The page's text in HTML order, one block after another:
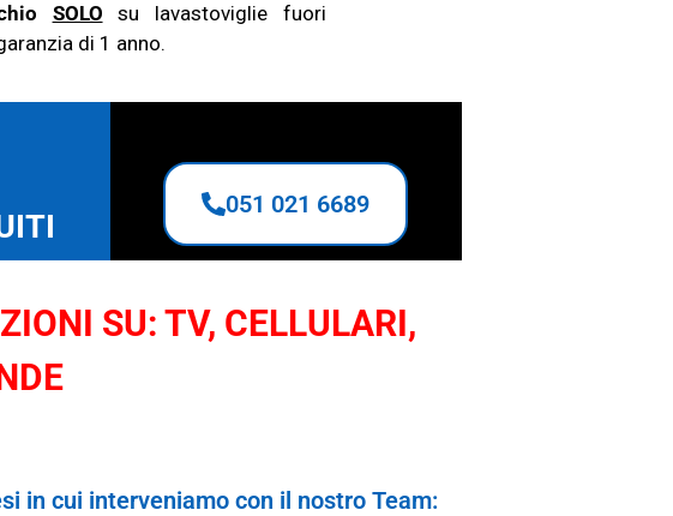
SOLO su lavastoviglie fuori
di 1 anno.
051 021 6689
SU: TV, CELLULARI,
in cui interveniamo con il nostro Team: